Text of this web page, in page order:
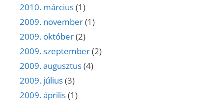
2010. március(1)
2009. november(1)
2009. október(2)
2009. szeptember(2)
2009. augusztus(4)
2009. július(3)
2009. április(1)